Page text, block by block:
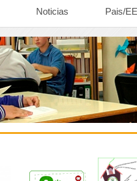
Noticias Pais/EE